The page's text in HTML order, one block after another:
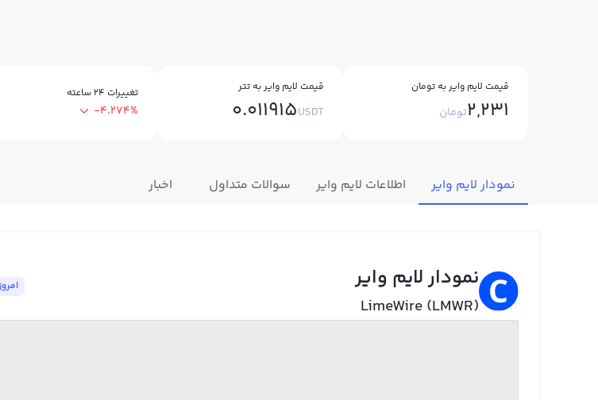
قیمت لایم وایر به تومان
2,231تومان
قیمت لایم وایر به تتر
0.011915USDT
تغییرات ۲۴ ساعته
-4.274%
نمودار لایم وایر اطلاعات لایم وایر سوالات متداول اخبار
نمودار لایم وایر
LimeWire (LMWR)
امروز ١٥ مرداد ١٤٠٥